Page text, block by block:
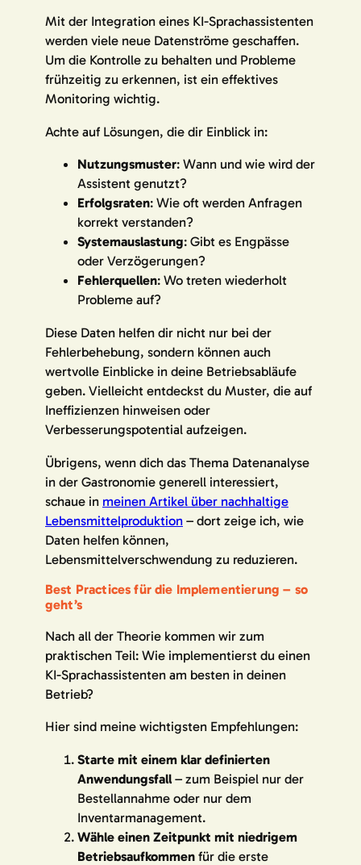
Mit der Integration eines KI-Sprachassistenten
werden viele neue Datenströme geschaffen.
Um die Kontrolle zu behalten und Probleme
frühzeitig zu erkennen, ist ein effektives
Monitoring wichtig.
Achte auf Lösungen, die dir Einblick in:
Nutzungsmuster: Wann und wie wird der
Assistent genutzt?
Erfolgsraten: Wie oft werden Anfragen
korrekt verstanden?
Systemauslastung: Gibt es Engpässe
oder Verzögerungen?
Fehlerquellen: Wo treten wiederholt
Probleme auf?
Diese Daten helfen dir nicht nur bei der
Fehlerbehebung, sondern können auch
wertvolle Einblicke in deine Betriebsabläufe
geben. Vielleicht entdeckst du Muster, die auf
Ineffizienzen hinweisen oder
Verbesserungspotential aufzeigen.
Übrigens, wenn dich das Thema Datenanalyse
in der Gastronomie generell interessiert,
schaue in meinen Artikel über nachhaltige
Lebensmittelproduktion – dort zeige ich, wie
Daten helfen können,
Lebensmittelverschwendung zu reduzieren.
Best Practices für die Implementierung – so
geht’s
Nach all der Theorie kommen wir zum
praktischen Teil: Wie implementierst du einen
KI-Sprachassistenten am besten in deinen
Betrieb?
Hier sind meine wichtigsten Empfehlungen:
Starte mit einem klar definierten
Anwendungsfall – zum Beispiel nur der
Bestellannahme oder nur dem
Inventarmanagement.
Wähle einen Zeitpunkt mit niedrigem
Betriebsaufkommen für die erste